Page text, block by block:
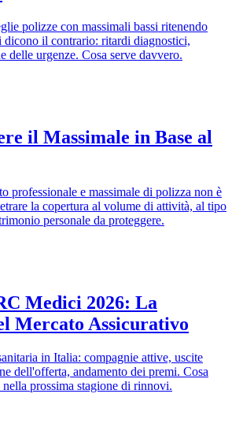
polizze con massimali bassi ritenendo
dicono il contrario: ritardi diagnostici,
delle urgenze. Cosa serve davvero.
il Massimale in Base al
professionale e massimale di polizza non è
la copertura al volume di attività, al tipo
personale da proteggere.
Medici 2026: La
Mercato Assicurativo
in Italia: compagnie attive, uscite
dell'offerta, andamento dei premi. Cosa
prossima stagione di rinnovi.